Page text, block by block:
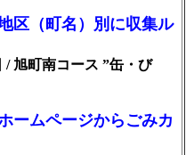
区（町名）別に収集ル
旭町南コース ”缶・び
ームページからごみカ